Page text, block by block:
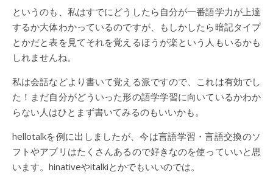
というのも、私はすでにどうしたら自分が一番語学力が上達
するか大体わかっているのですが、もしかしたら暗記タイプ
とかだと表を見てそれを覚えるほうが楽という人もいるかも
しれませんね。
私は会話などより書いて覚える派ですので、これは有効でし
た！まだ自分がどういった形の語学学習に向いているかわか
らない人はひとまず書いてみるのもいいかも。
hellotalkを例に出しましたが、今は言語学習・言語交換のソ
フトやアプリはたくさんあるので好きなのを使っていいと思
います。hinativeやitalkiとかでもいいのでは。